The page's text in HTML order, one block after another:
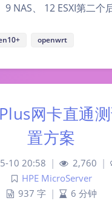
NAS、 12 ESXI第二个
openwrt
网卡直通
置方案
10 20:58 | 2,760 |
HPE MicroServer
937 字 | 6 分钟